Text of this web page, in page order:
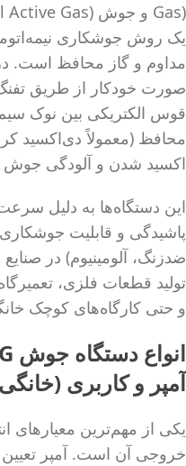
یک روش جوشکاری
مداوم و گاز محافظ است.
صورت خودکار از طریق
قوس الکتریکی بین نوک
اکسید شدن و آلودگی جوش
این دستگاه‌ها به دلیل
پاشیدگی و قابلیت
ضدزنگ، آلومینیوم) در
تولید قطعات فلزی،
و حتی کارگاه‌های کوچک
آمپر و کاربری
خروجی آن است. آمپر تعیین